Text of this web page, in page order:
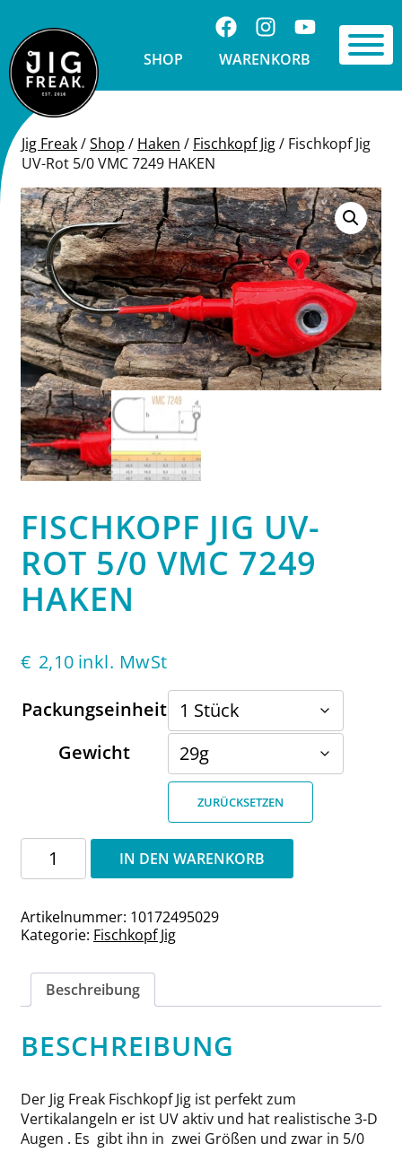
Folge uns auf Facebook
Folge uns auf
Visit us on
SHOP
WARENKORB
Toggle
Jig Freak/Shop / Haken / Fischkopf Jig/ Fischkopf Jig
UV-Rot 5/0 VMC 7249 HAKEN
FISCHKOPF JIG UV-
ROT 5/0 VMC 7249
HAKEN
€ 2,10 inkl. MwSt
Packungseinheit
Gewicht
ZURÜCKSETZEN
Fischkopf
UV-
5/0
VMC
HAKEN
Menge
IN DEN WARENKORB
Artikelnummer: 10172495029
Kategorie: Fischkopf Jig
Beschreibung
BESCHREIBUNG
Der Jig Freak Fischkopf Jig ist perfekt zum
Vertikalangeln er ist UV aktiv und hat realistische 3-D
Augen . Es gibt ihn in zwei Größen und zwar in 5/0